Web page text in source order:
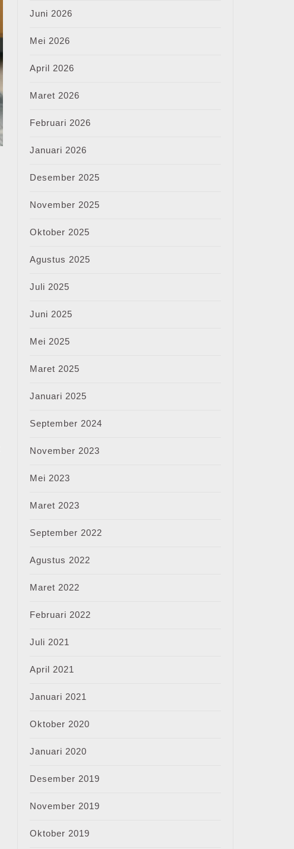
Juni 2026
Mei 2026
April 2026
Maret 2026
Februari 2026
Januari 2026
Desember 2025
November 2025
Oktober 2025
Agustus 2025
Juli 2025
Juni 2025
Mei 2025
Maret 2025
Januari 2025
September 2024
November 2023
Mei 2023
Maret 2023
September 2022
Agustus 2022
Maret 2022
Februari 2022
Juli 2021
April 2021
Januari 2021
Oktober 2020
Januari 2020
Desember 2019
November 2019
Oktober 2019